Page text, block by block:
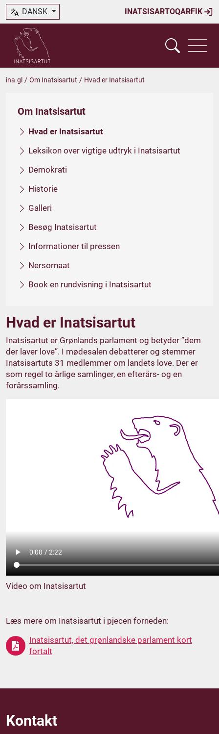
INATSISARTOQARFIK
DANSK
ina.gl / Om Inatsisartut / Hvad er Inatsisartut
Om Inatsisartut
Hvad er Inatsisartut
Leksikon over vigtige udtryk i Inatsisartut
Demokrati
Historie
Galleri
Besøg Inatsisartut
Informationer til pressen
Nersornaat
Book en rundvisning i Inatsisartut
Hvad er Inatsisartut
Inatsisartut er Grønlands parlament og betyder ”dem
der laver love”. I mødesalen debatterer og stemmer
Inatsisartuts 31 medlemmer om landets love. Der er
som regel to årlige samlinger, en efterårs- og en
forårssamling.
Video om Inatsisartut
Læs mere om Inatsisartut i pjecen forneden:
Inatsisartut, det grønlandske parlament kort
fortalt
Kontakt